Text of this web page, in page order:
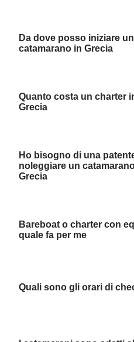
Da dove posso iniziare
catamarano in Grecia
Quanto costa un charter
Grecia
Ho bisogno di una
noleggiare un
Grecia
Bareboat o charter con
quale fa per me
Quali sono gli orari di